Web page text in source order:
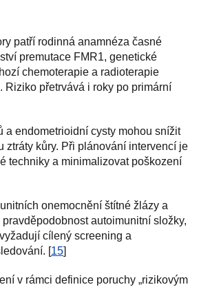
patří rodinná anamnéza časné
premutace FMR1, genetické
chemoterapie a radioterapie
Riziko přetrvává i roky po primární
a endometrioidní cysty mohou snížit
ztráty kůry. Při plánování intervencí je
techniky a minimalizovat poškození
onemocnění štítné žlázy a
autoimunitní složky,
cílený screening a
[15]
v rámci definice poruchy „rizikovým